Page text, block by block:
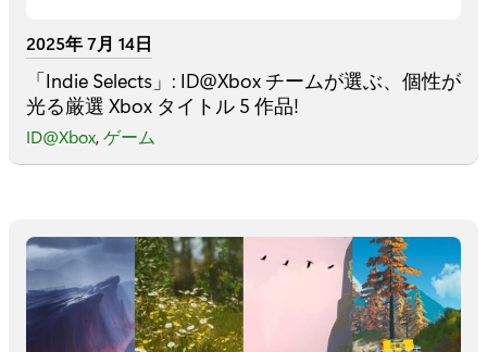
2025年 7月 14日
「Indie Selects」: ID@Xbox チームが選ぶ、個性が
光る厳選 Xbox タイトル 5 作品!
ID@Xbox,ゲーム